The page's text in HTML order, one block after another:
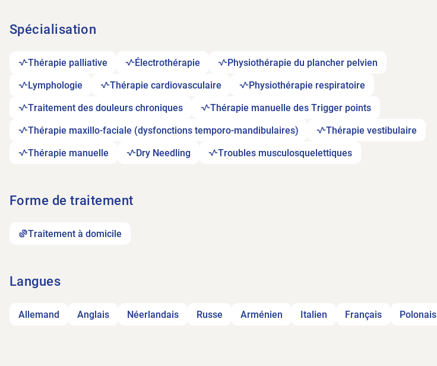
Spécialisation
Thérapie palliative Électrothérapie Physiothérapie du plancher pelvien
Lymphologie Thérapie cardiovasculaire Physiothérapie respiratoire
Traitement des douleurs chroniques Thérapie manuelle des Trigger points
Thérapie maxillo-faciale (dysfonctions temporo-mandibulaires) Thérapie vestibulaire
Thérapie manuelle Dry Needling Troubles musculosquelettiques
Forme de traitement
Traitement à domicile
Langues
Allemand Anglais Néerlandais Russe Arménien Italien Français Polonais